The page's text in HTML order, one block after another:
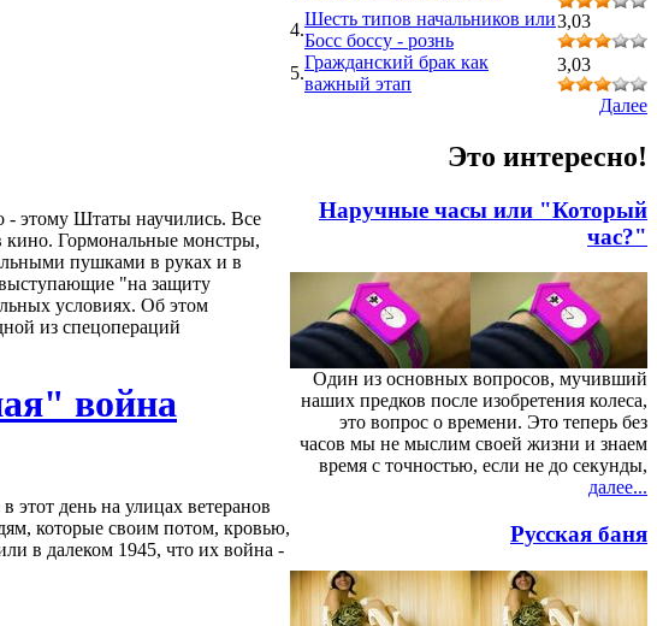
- этому Штаты научились. Все
кино. Гормональные монстры,
пушками в руках и в
"на защиту
условиях. Об этом
из спецопераций
война
день на улицах ветеранов
которые своим потом, кровью,
в далеком 1945, что их война -
4.
Шесть типов начальников или
Босс боссу - рознь
3,03
5.
Гражданский брак как
важный этап
3,03
Далее
Это интересно!
Наручные часы или "Который
час?"
Один из основных вопросов, мучивший
наших предков после изобретения колеса,
это вопрос о времени. Это теперь без
часов мы не мыслим своей жизни и знаем
время с точностью, если не до секунды,
далее...
Русская баня